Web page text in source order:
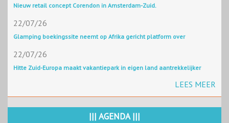
Nieuw retail concept Corendon in Amsterdam-Zuid.
22/07/26
Glamping boekingssite neemt op Afrika gericht platform over
22/07/26
Hitte Zuid-Europa maakt vakantiepark in eigen land aantrekkelijker
LEES MEER
||| AGENDA |||